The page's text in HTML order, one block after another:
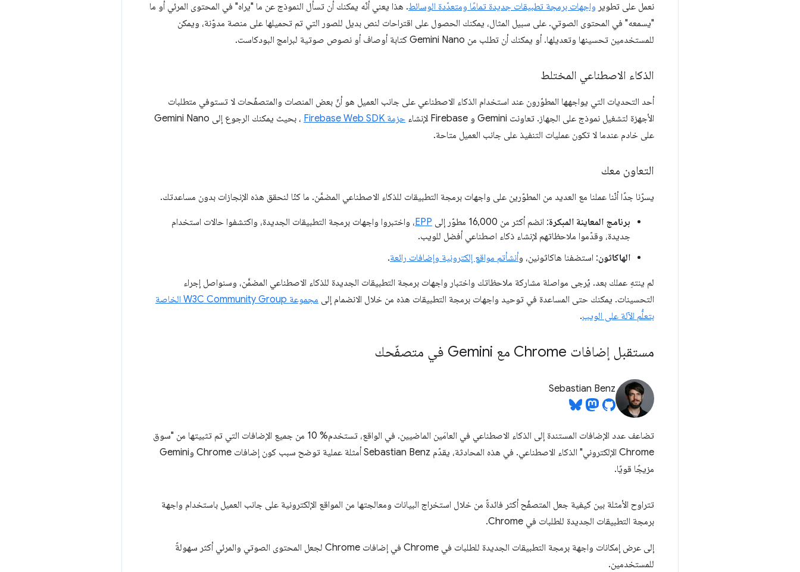
نعمل على تطوير واجهات برمجة تطبيقات جديدة تمامًا ومتعدّدة الوسائط. هذا يعني أنّه يمكنك أن تسأل النموذج عن ما "يراه" في المحتوى المرئي أو ما
"يسمعه" في المحتوى الصوتي. على سبيل المثال، يمكنك الحصول على اقتراحات لنص بديل للصور التي تم تحميلها على منصة مدوّنة، ويمكن
للمستخدمين تحسينها وتعديلها. أو يمكنك أن تطلب من Gemini Nano كتابة أوصاف أو نصوص صوتية لبرامج البودكاست.
الذكاء الاصطناعي المختلط
أحد التحديات التي يواجهها المطوّرون عند استخدام الذكاء الاصطناعي على جانب العميل هو أنّ بعض المنصات والمتصفّحات لا تستوفي متطلبات
الأجهزة لتشغيل نموذج على الجهاز. تعاونت Gemini و Firebase لإنشاء
حزمة Firebase Web SDK
، بحيث يمكنك الرجوع إلى Gemini Nano
على خادم عندما لا تكون عمليات التنفيذ على جانب العميل متاحة.
التعاون معك
يسرّنا جدًا أنّنا عملنا مع العديد من المطوّرين على واجهات برمجة التطبيقات للذكاء الاصطناعي المضمَّن. ما كنّا لنحقق هذه الإنجازات بدون مساعدتك.
برنامج المعاينة المبكرة: انضم أكثر من 16,000 مطوّر إلى EPP، واختبروا واجهات برمجة التطبيقات الجديدة، واكتشفوا حالات استخدام
جديدة، وقدّموا ملاحظاتهم لإنشاء ذكاء اصطناعي أفضل للويب.
الهاكاثون: استضفنا هاكاثونين، وأنشأتم مواقع إلكترونية وإضافات رائعة.
لم ينتهِ عملك بعد. يُرجى مواصلة مشاركة ملاحظاتك واختبار واجهات برمجة التطبيقات الجديدة للذكاء الاصطناعي المضمَّن، وسنواصل إجراء
التحسينات. يمكنك حتى المساعدة في توحيد واجهات برمجة التطبيقات هذه من خلال الانضمام إلى
مجموعة W3C Community Group الخاصة
بتعلُّم الآلة على الويب.
مستقبل إضافات Chrome مع Gemini في متصفّحك
Sebastian Benz
تضاعف عدد الإضافات المستندة إلى الذكاء الاصطناعي في العامَين الماضيين. في الواقع، تستخدم% 10 من جميع الإضافات التي تم تثبيتها من "سوق
Chrome الإلكتروني" الذكاء الاصطناعي. في هذه المحادثة، يقدّم Sebastian Benz أمثلة عملية توضح سبب كون إضافات Chrome وGemini
مزيجًا قويًا.
تتراوح الأمثلة بين كيفية جعل المتصفّح أكثر فائدةً من خلال استخراج البيانات ومعالجتها من المواقع الإلكترونية على جانب العميل باستخدام واجهة
برمجة التطبيقات الجديدة للطلبات في Chrome.
إلى عرض إمكانات واجهة برمجة التطبيقات الجديدة للطلبات في Chrome في إضافات Chrome لجعل المحتوى الصوتي والمرئي أكثر سهولةً
للمستخدمين.